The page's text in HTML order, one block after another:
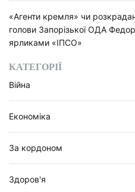
«Агенти кремля» чи
голови Запорізької ОДА
ярликами «ІПСО»
КАТЕГОРІЇ
Війна
Економіка
За кордоном
Здоров'я